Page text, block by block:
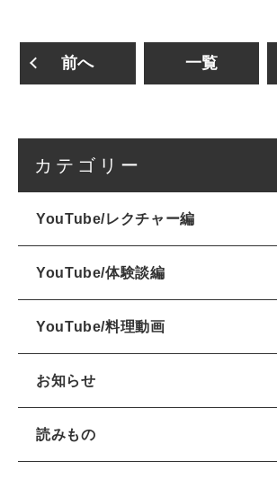
前へ 一覧
カテゴリー
YouTube/レクチャー編
YouTube/体験談編
YouTube/料理動画
お知らせ
読みもの